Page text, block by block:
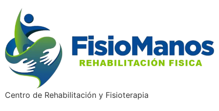
Centro de Rehabilitación y Fisioterapia